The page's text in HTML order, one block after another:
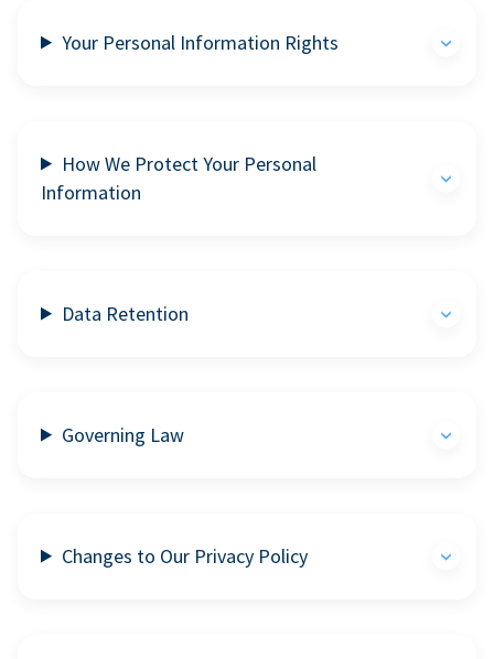
Your Personal Information Rights
How We Protect Your Personal
Information
Data Retention
Governing Law
Changes to Our Privacy Policy